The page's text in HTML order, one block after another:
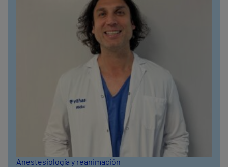
Anestesiología y reanimación